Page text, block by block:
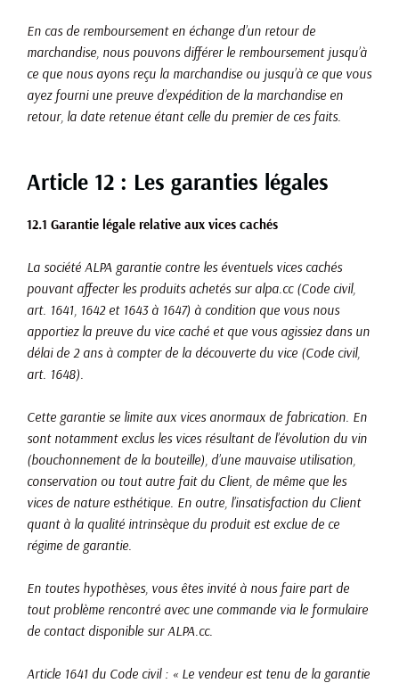
En cas de remboursement en échange d’un retour de
marchandise, nous pouvons différer le remboursement jusqu’à
ce que nous ayons reçu la marchandise ou jusqu’à ce que vous
ayez fourni une preuve d’expédition de la marchandise en
retour, la date retenue étant celle du premier de ces faits.
Article 12 : Les garanties légales
12.1 Garantie légale relative aux vices cachés
La société ALPA garantie contre les éventuels vices cachés
pouvant affecter les produits achetés sur alpa.cc (Code civil,
art. 1641, 1642 et 1643 à 1647) à condition que vous nous
apportiez la preuve du vice caché et que vous agissiez dans un
délai de 2 ans à compter de la découverte du vice (Code civil,
art. 1648).
Cette garantie se limite aux vices anormaux de fabrication. En
sont notamment exclus les vices résultant de l’évolution du vin
(bouchonnement de la bouteille), d’une mauvaise utilisation,
conservation ou tout autre fait du Client, de même que les
vices de nature esthétique. En outre, l’insatisfaction du Client
quant à la qualité intrinsèque du produit est exclue de ce
régime de garantie.
En toutes hypothèses, vous êtes invité à nous faire part de
tout problème rencontré avec une commande via le formulaire
de contact disponible sur ALPA.cc.
Article 1641 du Code civil : « Le vendeur est tenu de la garantie